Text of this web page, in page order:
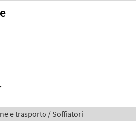
e trasporto / Soffiatori